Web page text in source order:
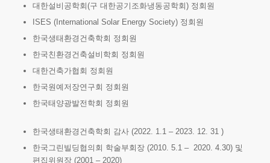
대한설비공학회(구 대한공기조화냉동공학회) 정회원
ISES (International Solar Energy Society) 정회원
한국생태환경건축학회 정회원
한국친환경건축설비학회 정회원
대한건축가협회 정회원
한국원예저장연구회 정회원
한국태양광발전학회 정회원
한국생태환경건축학회 감사 (2022. 1.1 – 2023. 12. 31 )
한국그린빌딩협의회 학술부회장 (2010. 5.1 – 2020. 4.30) 및
편집위원장 (2001 – 2020)